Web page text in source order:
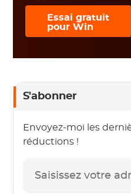
Essai gratuit
pour Win
S'abonner
Envoyez-moi les
réductions !